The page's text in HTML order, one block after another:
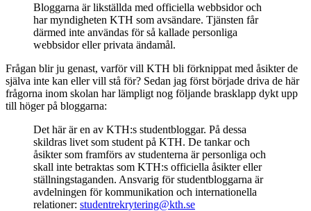
Bloggarna är likställda med officiella webbsidor och
har myndigheten KTH som avsändare. Tjänsten får
därmed inte användas för så kallade personliga
webbsidor eller privata ändamål.
Frågan blir ju genast, varför vill KTH bli förknippat med åsikter de
själva inte kan eller vill stå för? Sedan jag först började driva de här
frågorna inom skolan har lämpligt nog följande brasklapp dykt upp
till höger på bloggarna:
Det här är en av KTH:s studentbloggar. På dessa
skildras livet som student på KTH. De tankar och
åsikter som framförs av studenterna är personliga och
skall inte betraktas som KTH:s officiella åsikter eller
ställningstaganden. Ansvarig för studentbloggarna är
avdelningen för kommunikation och internationella
relationer: studentrekrytering@kth.se